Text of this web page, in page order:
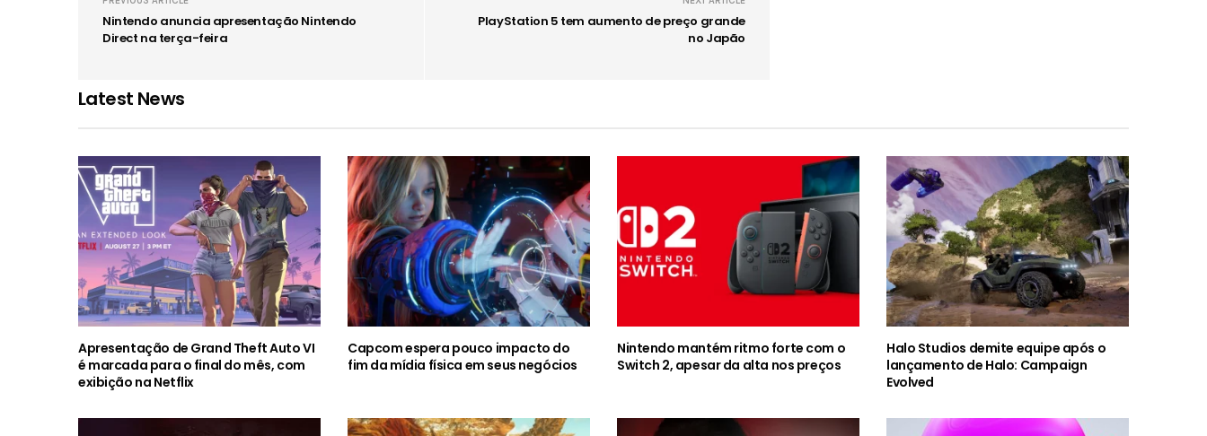
Nintendo anuncia apresentação Nintendo
Direct na terça-feira
PlayStation 5 tem aumento de preço grande
no Japão
Latest News
Apresentação de Grand Theft Auto VI
é marcada para o final do mês, com
exibição na Netflix
Capcom espera pouco impacto do
fim da mídia física em seus negócios
Nintendo mantém ritmo forte com o
Switch 2, apesar da alta nos preços
Halo Studios demite equipe após o
lançamento de Halo: Campaign
Evolved